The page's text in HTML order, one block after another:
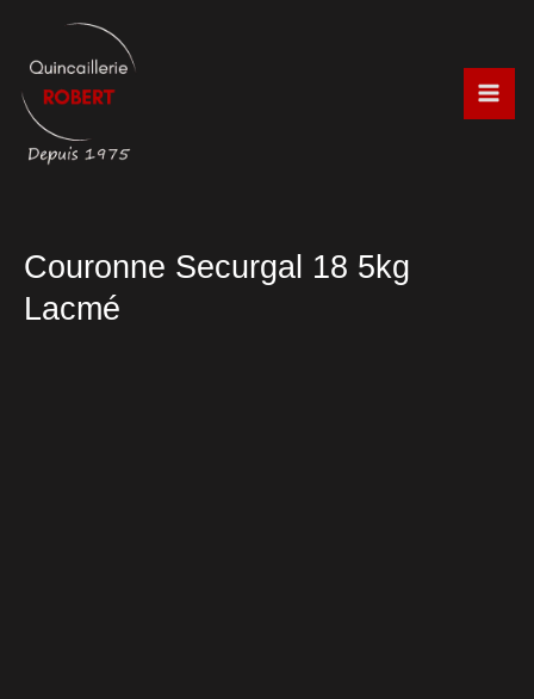
contenu
Couronne Securgal 18 5kg
Lacmé